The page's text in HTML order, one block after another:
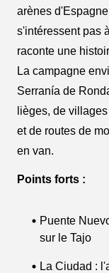
arènes
s'intéressent pas
raconte une
La campagne
Serranía de
lièges, de
et de routes de
en van.
Points forts :
Puente
sur le Tajo
La Ciudad :